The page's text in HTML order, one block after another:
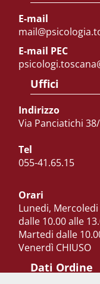
E-mail
E-mail PEC
Uffici
Indirizzo
Via Panciatichi
Tel
055-41.65.15
Orari
Lunedi,
dalle 10.00 alle
Martedi dalle
Venerdì CHIUSO
Dati Ordine